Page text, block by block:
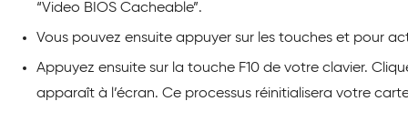
“Video BIOS Cacheable”.
Vous pouvez ensuite appuyer sur les touches et pour
Appuyez ensuite sur la touche F10 de votre clavier.
apparaît à l’écran. Ce processus réinitialisera votre